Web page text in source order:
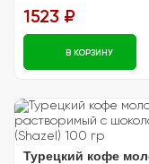
1523 ₽
В КОРЗИНУ
Турецкий кофе